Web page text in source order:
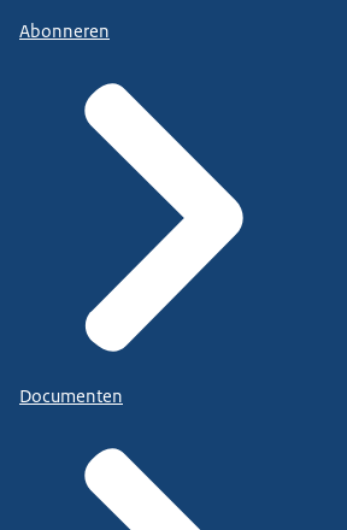
Abonneren
Documenten